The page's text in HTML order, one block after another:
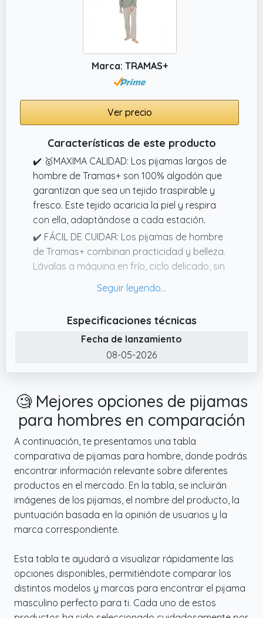
Marca: TRAMAS+
Ver precio
Características de este producto
✔️ 🥇MAXIMA CALIDAD: Los pijamas largos de
hombre de Tramas+ son 100% algodón que
garantizan que sea un tejido traspirable y
fresco. Este tejido acaricia la piel y respira
con ella, adaptándose a cada estación.
✔️ FÁCIL DE CUIDAR: Los pijamas de hombre
de Tramas+ combinan practicidad y belleza.
Lávalas a máquina en frío, ciclo delicado, sin
el hogar en España, Italia y Portugal, con
presencia en tiendas físicas y online. Con una
red de 200 tiendas, cada una es un punto de
encuentro donde el confort y la alegría se
hogar con textiles que abrazan y
reconfortan
✔️ TE OFRECEMOS EL MEJOR DISEÑO: El
verdadero encanto de Tramas+ reside en su
habilidad para ofrecer unos diseños
modernos y elegantes que se convierten en
una opción ideal. Cada estampado está
cuidadosamente seleccionado para
satisfacer todos los gustos y estilos,
transformando la moda de hombre, para
✔️ PIJAMA DE HOMBRE LARGO: Cada pijama
de caballero de Tramas+ incluye una
camiseta de manga larga y un pantalón
largo con cintura ajustable, todo lo
Especificaciones técnicas
Fecha de lanzamiento
08-05-2026
🧐 Mejores opciones de pijamas
para hombres en comparación
A continuación, te presentamos una tabla
comparativa de pijamas para hombre, donde podrás
encontrar información relevante sobre diferentes
productos en el mercado. En la tabla, se incluirán
imágenes de los pijamas, el nombre del producto, la
puntuación basada en la opinión de usuarios y la
marca correspondiente.
Esta tabla te ayudará a visualizar rápidamente las
opciones disponibles, permitiéndote comparar los
distintos modelos y marcas para encontrar el pijama
masculino perfecto para ti. Cada uno de estos